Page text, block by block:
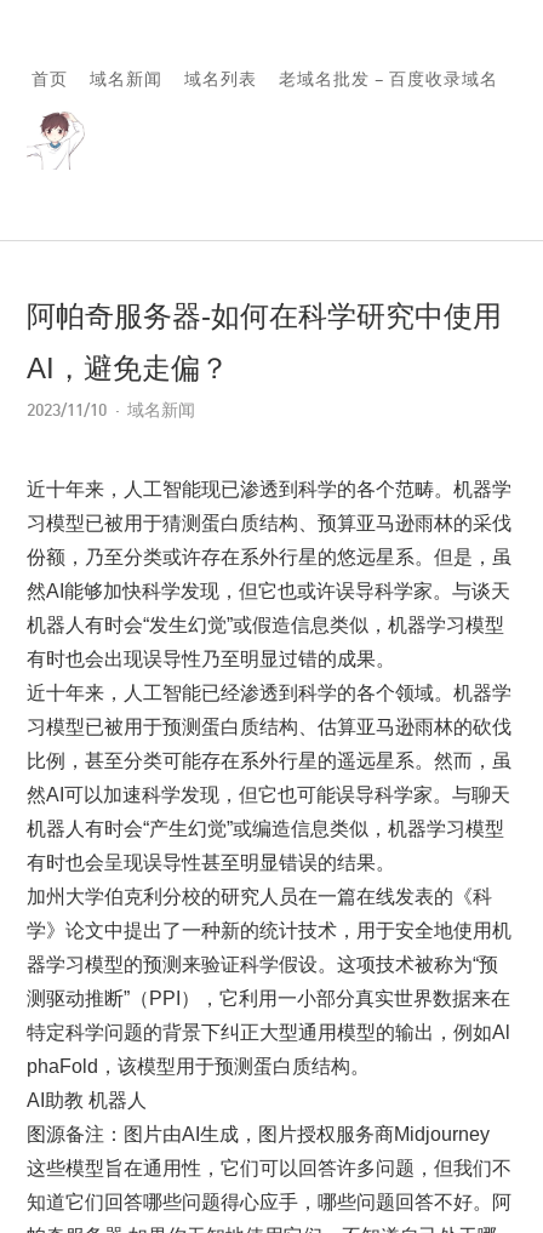
首页 域名新闻 域名列表 老域名批发 – 百度收录域名
阿帕奇服务器-如何在科学研究中使用
AI，避免走偏？
2023/11/10 域名新闻
近十年来，人工智能现已渗透到科学的各个范畴。机器学
习模型已被用于猜测蛋白质结构、预算亚马逊雨林的采伐
份额，乃至分类或许存在系外行星的悠远星系。但是，虽
然AI能够加快科学发现，但它也或许误导科学家。与谈天
机器人有时会“发生幻觉”或假造信息类似，机器学习模型
有时也会出现误导性乃至明显过错的成果。
近十年来，人工智能已经渗透到科学的各个领域。机器学
习模型已被用于预测蛋白质结构、估算亚马逊雨林的砍伐
比例，甚至分类可能存在系外行星的遥远星系。然而，虽
然AI可以加速科学发现，但它也可能误导科学家。与聊天
机器人有时会“产生幻觉”或编造信息类似，机器学习模型
有时也会呈现误导性甚至明显错误的结果。
加州大学伯克利分校的研究人员在一篇在线发表的《科
学》论文中提出了一种新的统计技术，用于安全地使用机
器学习模型的预测来验证科学假设。这项技术被称为“预
测驱动推断”（PPI），它利用一小部分真实世界数据来在
特定科学问题的背景下纠正大型通用模型的输出，例如Al
phaFold，该模型用于预测蛋白质结构。
AI助教 机器人
图源备注：图片由AI生成，图片授权服务商Midjourney
这些模型旨在通用性，它们可以回答许多问题，但我们不
知道它们回答哪些问题得心应手，哪些问题回答不好。阿